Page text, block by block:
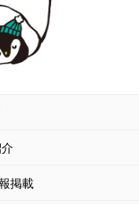
掲載